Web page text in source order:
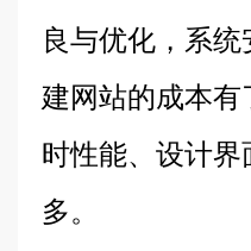
良与优化，系
建网站的成本有
时性能、设计
多。